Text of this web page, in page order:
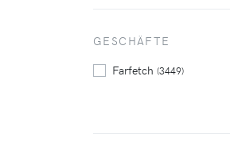
Thom Browne
GESCHÄFTE
Farfetch (3449)